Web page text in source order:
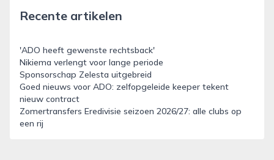
Recente artikelen
'ADO heeft gewenste rechtsback'
Nikiema verlengt voor lange periode
Sponsorschap Zelesta uitgebreid
Goed nieuws voor ADO: zelfopgeleide keeper tekent
nieuw contract
Zomertransfers Eredivisie seizoen 2026/27: alle clubs op
een rij